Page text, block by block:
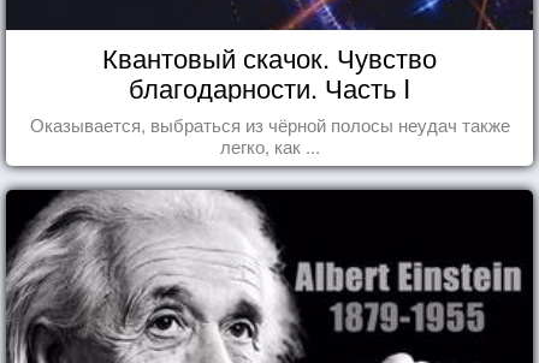
Квантовый скачок. Чувство
благодарности. Часть I
Оказывается, выбраться из чёрной полосы неудач также
легко, как ...